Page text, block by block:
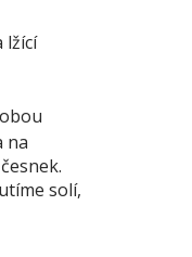
lžící
na
solí,